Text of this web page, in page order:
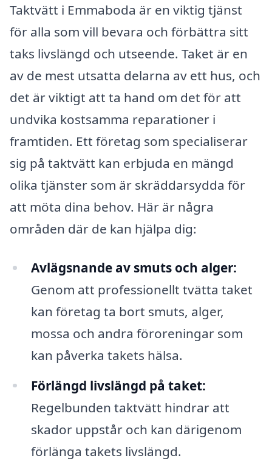
Taktvätt i Emmaboda är en viktig tjänst
för alla som vill bevara och förbättra sitt
taks livslängd och utseende. Taket är en
av de mest utsatta delarna av ett hus, och
det är viktigt att ta hand om det för att
undvika kostsamma reparationer i
framtiden. Ett företag som specialiserar
sig på taktvätt kan erbjuda en mängd
olika tjänster som är skräddarsydda för
att möta dina behov. Här är några
områden där de kan hjälpa dig:
Avlägsnande av smuts och alger:
Genom att professionellt tvätta taket
kan företag ta bort smuts, alger,
mossa och andra föroreningar som
kan påverka takets hälsa.
Förlängd livslängd på taket:
Regelbunden taktvätt hindrar att
skador uppstår och kan därigenom
förlänga takets livslängd.